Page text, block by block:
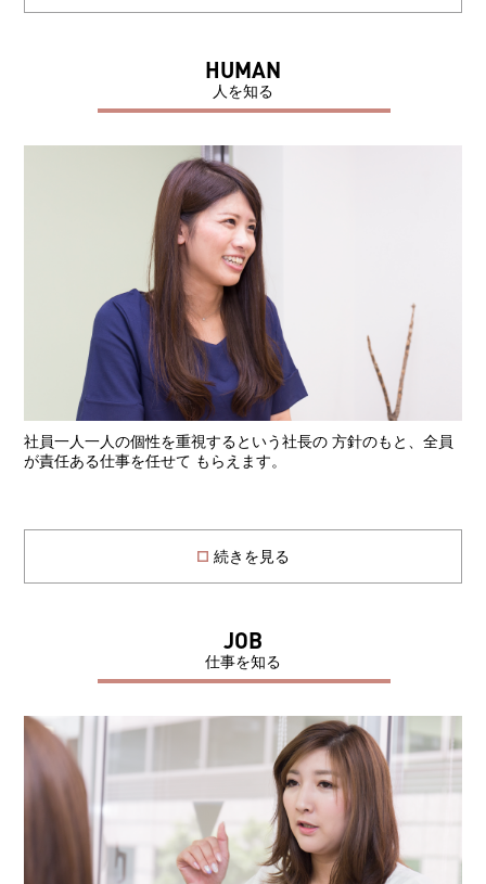
HUMAN
人を知る
社員一人一人の個性を重視するという社長の 方針のもと、全員
が責任ある仕事を任せて もらえます。
続きを見る
JOB
仕事を知る